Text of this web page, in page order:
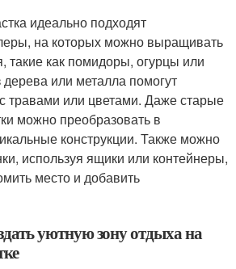
идеально подходят
на которых можно выращивать
такие как помидоры, огурцы или
или металла помогут
травами или цветами. Даже старые
можно преобразовать в
конструкции. Также можно
используя ящики или контейнеры,
место и добавить
уютную зону отдыха на